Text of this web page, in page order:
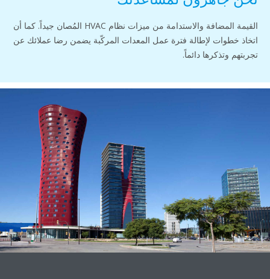
القيمة المضافة والاستدامة من ميزات نظام HVAC المُصان جيداً. كما أن
لإطالة فترة عمل المعدات المركّبة يضمن رضا عملائك عن
دائماً.